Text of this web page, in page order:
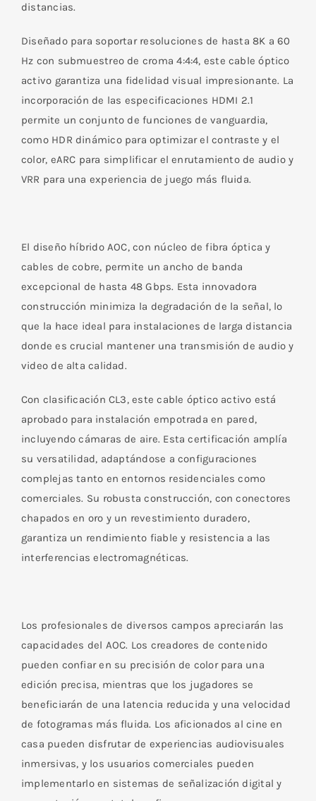
distancias.
Diseñado para soportar resoluciones de hasta 8K a 60
Hz con submuestreo de croma 4:4:4, este cable óptico
activo garantiza una fidelidad visual impresionante. La
incorporación de las especificaciones HDMI 2.1
permite un conjunto de funciones de vanguardia,
como HDR dinámico para optimizar el contraste y el
color, eARC para simplificar el enrutamiento de audio y
VRR para una experiencia de juego más fluida.
El diseño híbrido AOC, con núcleo de fibra óptica y
cables de cobre, permite un ancho de banda
excepcional de hasta 48 Gbps. Esta innovadora
construcción minimiza la degradación de la señal, lo
que la hace ideal para instalaciones de larga distancia
donde es crucial mantener una transmisión de audio y
video de alta calidad.
Con clasificación CL3, este cable óptico activo está
aprobado para instalación empotrada en pared,
incluyendo cámaras de aire. Esta certificación amplía
su versatilidad, adaptándose a configuraciones
complejas tanto en entornos residenciales como
comerciales. Su robusta construcción, con conectores
chapados en oro y un revestimiento duradero,
garantiza un rendimiento fiable y resistencia a las
interferencias electromagnéticas.
Los profesionales de diversos campos apreciarán las
capacidades del AOC. Los creadores de contenido
pueden confiar en su precisión de color para una
edición precisa, mientras que los jugadores se
beneficiarán de una latencia reducida y una velocidad
de fotogramas más fluida. Los aficionados al cine en
casa pueden disfrutar de experiencias audiovisuales
inmersivas, y los usuarios comerciales pueden
implementarlo en sistemas de señalización digital y